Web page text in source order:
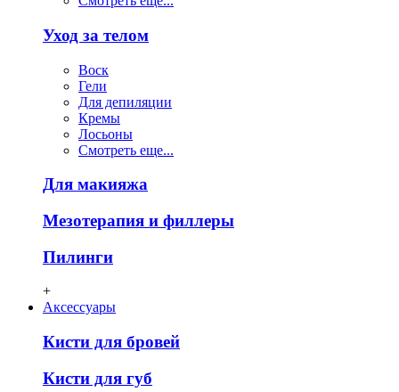
Уход за телом
Воск
Гели
Для депиляции
Кремы
Лосьоны
Смотреть еще...
Для макияжа
Мезотерапия и филлеры
Пилинги
+
Аксессуары
Кисти для бровей
Кисти для губ